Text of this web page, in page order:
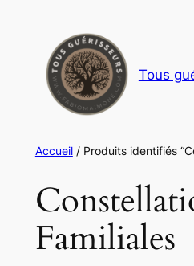
contenu
Tous
Accueil/ Produits identifiés
Familiales